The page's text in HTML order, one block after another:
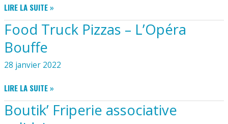
DOMAINE
DES
CHAIS
–
CABARET
LE
ROYAL
LIRE LA SUITE »
Food Truck Pizzas – L’Opéra
Bouffe
28 janvier 2022
FOOD
TRUCK
PIZZAS
LIRE LA SUITE »
Boutik’ Friperie associative